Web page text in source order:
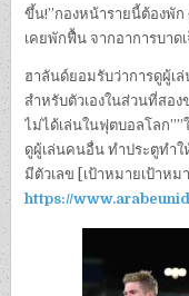
ขึ้น!”กองหน้ารายนี้ต้องพัก
เคยพักฟื้น จากอาการบาด
ฮาลันด์ยอมรับว่าการดูผู้เ
สําหรับตัวเองในส่วนที่สอ
ไม่ได้เล่นในฟุตบอลโลก
ดูผู้เล่นคนอื่น ทําประตูทํา
มีตัวเลข [เป้าหมายเป้าห
https://